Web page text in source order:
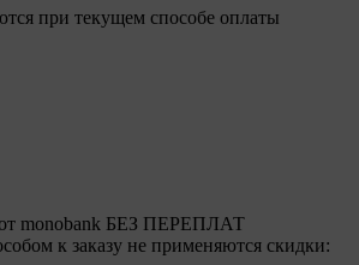
при текущем способе оплаты
от monobank БЕЗ ПЕРЕПЛАТ
к заказу не применяются скидки: